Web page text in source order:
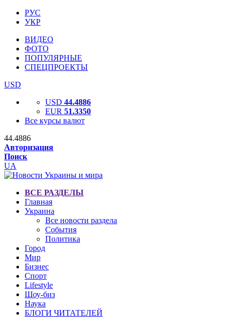
РУС
УКР
ВИДЕО
ФОТО
ПОПУЛЯРНЫЕ
СПЕЦПРОЕКТЫ
USD
USD 44.4886
EUR 51.3350
Все курсы валют
44.4886
Авторизация
Поиск
UA
ВСЕ РАЗДЕЛЫ
Главная
Украина
Все новости раздела
События
Политика
Город
Мир
Бизнес
Спорт
Lifestyle
Шоу-биз
Наука
БЛОГИ ЧИТАТЕЛЕЙ